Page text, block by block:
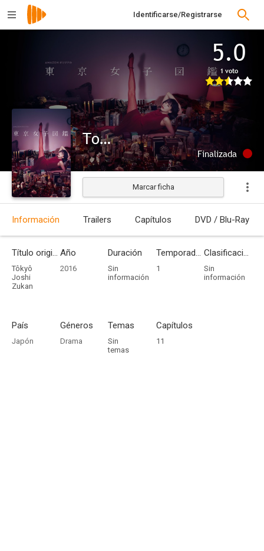
Identificarse/Registrarse
5.0
1 voto
Tokyo Girl
Finalizada
Marcar ficha
Información Trailers Capítulos DVD / Blu-Ray
Título original
Tôkyô
Joshi
Zukan
Año
2016
Duración
Sin
información
Temporadas
1
Clasificación por edades
Sin
información
País
Japón
Géneros
Drama
Temas
Sin
temas
Capítulos
11